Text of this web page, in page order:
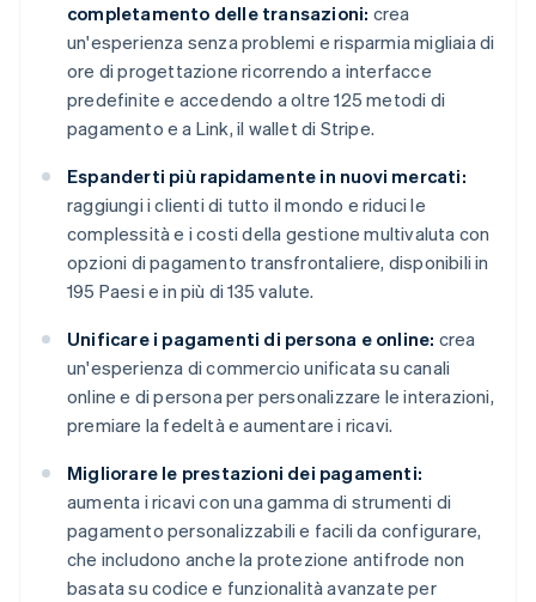
completamento delle transazioni: crea
un'esperienza senza problemi e risparmia migliaia di
ore di progettazione ricorrendo a interfacce
predefinite e accedendo a oltre 125 metodi di
pagamento e a Link, il wallet di Stripe.
Espanderti più rapidamente in nuovi mercati:
raggiungi i clienti di tutto il mondo e riduci le
complessità e i costi della gestione multivaluta con
opzioni di pagamento transfrontaliere, disponibili in
195 Paesi e in più di 135 valute.
Unificare i pagamenti di persona e online: crea
un'esperienza di commercio unificata su canali
online e di persona per personalizzare le interazioni,
premiare la fedeltà e aumentare i ricavi.
Migliorare le prestazioni dei pagamenti:
aumenta i ricavi con una gamma di strumenti di
pagamento personalizzabili e facili da configurare,
che includono anche la protezione antifrode non
basata su codice e funzionalità avanzate per